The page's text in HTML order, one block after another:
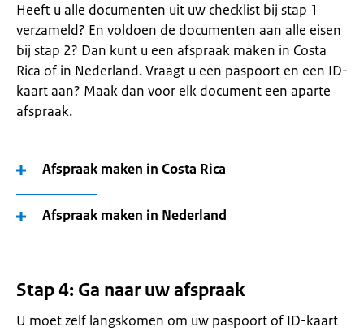
Heeft u alle documenten uit uw checklist bij stap 1
verzameld? En voldoen de documenten aan alle eisen
bij stap 2? Dan kunt u een afspraak maken in Costa
Rica of in Nederland. Vraagt u een paspoort en een ID-
kaart aan? Maak dan voor elk document een aparte
afspraak.
Afspraak maken in Costa Rica
Afspraak maken in Nederland
Stap 4: Ga naar uw afspraak
U moet zelf langskomen om uw paspoort of ID-kaart